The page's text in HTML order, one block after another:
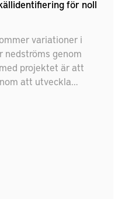
för noll
variationer i
nedströms genom
projektet är att
att utveckla